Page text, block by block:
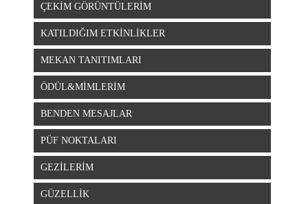
ÇEKİM GÖRÜNTÜLERİM
KATILDIĞIM ETKİNLİKLER
MEKAN TANITIMLARI
ÖDÜL&MİMLERİM
BENDEN MESAJLAR
PÜF NOKTALARI
GEZİLERİM
GÜZELLİK